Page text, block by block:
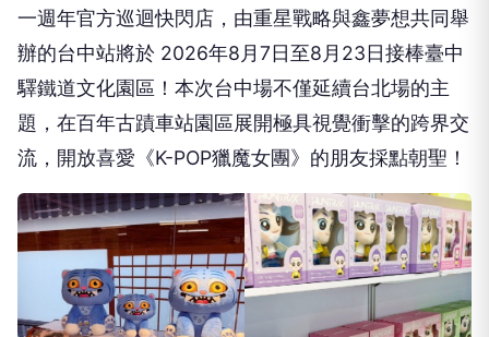
一週年官方巡迴快閃店，由重星戰略與鑫夢想共同舉
辦的台中站將於 2026年8月7日至8月23日接棒臺中
驛鐵道文化園區！本次台中場不僅延續台北場的主
題，在百年古蹟車站園區展開極具視覺衝擊的跨界交
流，開放喜愛《K-POP獵魔女團》的朋友採點朝聖！